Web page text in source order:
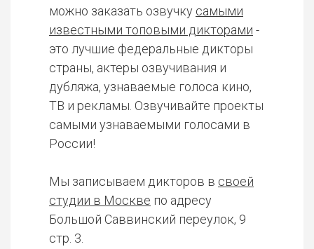
можно заказать озвучку самыми
известными топовыми дикторами -
это лучшие федеральные дикторы
страны, актеры озвучивания и
дубляжа, узнаваемые голоса кино,
ТВ и рекламы. Озвучивайте проекты
самыми узнаваемыми голосами в
России!
Мы записываем дикторов в своей
студии в Москве по адресу
Большой Саввинский переулок, 9
стр. 3.